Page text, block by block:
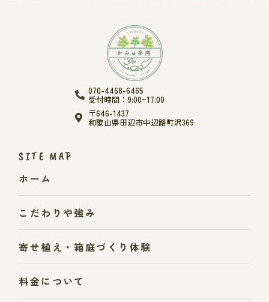
070-4468-6465
受付時間：9:00~17:00
〒646-1437
和歌山県田辺市中辺路町沢369
SITE MAP
ホーム
こだわりや強み
寄せ植え・箱庭づくり体験
料金について